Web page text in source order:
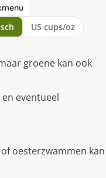
US cups/oz
groene kan ook
eventueel
oesterzwammen kan